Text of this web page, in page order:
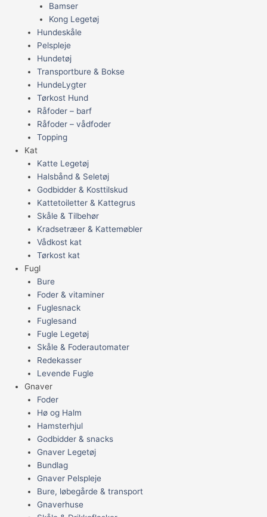
Bamser
Kong Legetøj
Hundeskåle
Pelspleje
Hundetøj
Transportbure & Bokse
HundeLygter
Tørkost Hund
Råfoder – barf
Råfoder – vådfoder
Topping
Kat
Katte Legetøj
Halsbånd & Seletøj
Godbidder & Kosttilskud
Kattetoiletter & Kattegrus
Skåle & Tilbehør
Kradsetræer & Kattemøbler
Vådkost kat
Tørkost kat
Fugl
Bure
Foder & vitaminer
Fuglesnack
Fuglesand
Fugle Legetøj
Skåle & Foderautomater
Redekasser
Levende Fugle
Gnaver
Foder
Hø og Halm
Hamsterhjul
Godbidder & snacks
Gnaver Legetøj
Bundlag
Gnaver Pelspleje
Bure, løbegårde & transport
Gnaverhuse